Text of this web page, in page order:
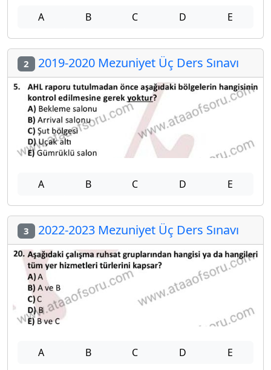
A B C D E
2 2019-2020 Mezuniyet Üç Ders Sınavı
A B C D E
3 2022-2023 Mezuniyet Üç Ders Sınavı
A B C D E